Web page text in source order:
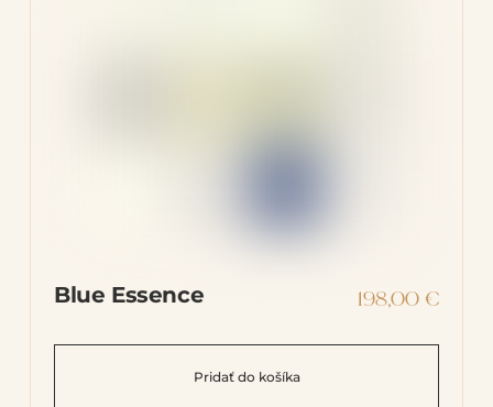
Blue Essence 198,00€
Pridať do košíka